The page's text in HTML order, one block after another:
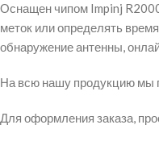
Оснащен чипом Impinj
меток или определять
обнаружение антенны,
На всю нашу продукцию мы
Для оформления заказа,